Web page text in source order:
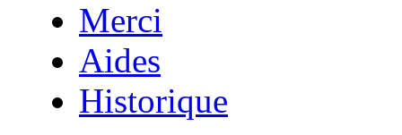
Merci
Aides
Historique